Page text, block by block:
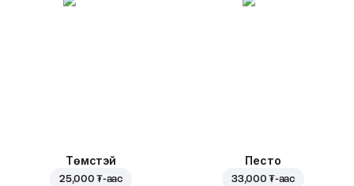
Төмстэй
25,000 ₮-аас
Песто
33,000 ₮-аас